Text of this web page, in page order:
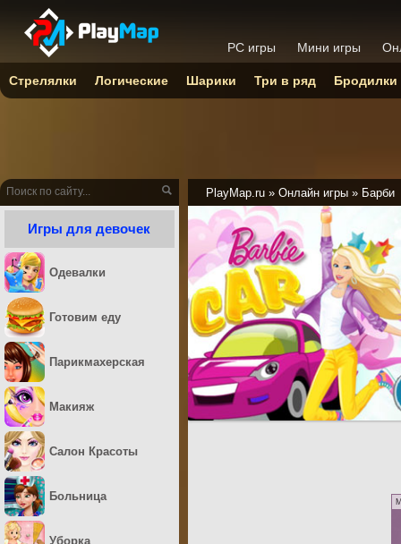
PlayMap.ru » Онлайн игры » Барби
Игры для девочек
Одевалки
Готовим еду
Парикмахерская
Макияж
Салон Красоты
Больница
Уборка
PC игры Мини игры
Стрелялки Логические Шарики Три в ряд Бродилки